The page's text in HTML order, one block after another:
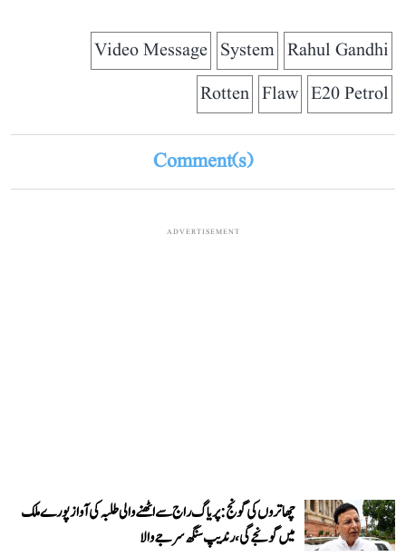
Rahul Gandhi
System
Video Message
E20 Petrol
Flaw
Rotten
Comment(s)
ADVERTISEMENT
چھاتروں کی گونج: پریاگ راج سے اٹھنے والی طلبہ کی آواز پورے ملک
میں گونجے گی، رندیپ سنگھ سرجے والا